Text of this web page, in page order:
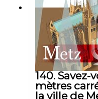
140.
mètres
la ville de